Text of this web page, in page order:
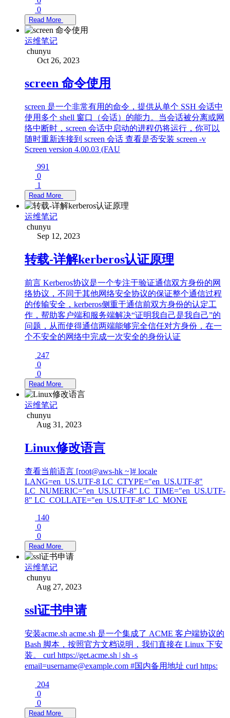
0
Read More
运维笔记
chunyu
Oct 26, 2023
screen 命令使用
screen 是一个非常有用的命令，提供从单个 SSH 会话中
使用多个 shell 窗口（会话）的能力。当会话被分离或网
络中断时，screen 会话中启动的进程仍将运行，你可以
随时重新连接到 screen 会话 查看是否安装 screen -v
Screen version 4.00.03 (FAU
991
0
1
Read More
运维笔记
chunyu
Sep 12, 2023
转载-详解kerberos认证原理
前言 Kerberos协议是一个专注于验证通信双方身份的网
络协议，不同于其他网络安全协议的保证整个通信过程
的传输安全，kerberos侧重于通信前双方身份的认定工
作，帮助客户端和服务端解决“证明我自己是我自己”的
问题，从而使得通信两端能够完全信任对方身份，在一
个不安全的网络中完成一次安全的身份认证
247
0
0
Read More
运维笔记
chunyu
Aug 31, 2023
Linux修改语言
查看当前语言 [root@aws-hk ~]# locale
LANG=en_US.UTF-8 LC_CTYPE="en_US.UTF-8"
LC_NUMERIC="en_US.UTF-8" LC_TIME="en_US.UTF-
8" LC_COLLATE="en_US.UTF-8" LC_MONE
140
0
0
Read More
运维笔记
chunyu
Aug 27, 2023
ssl证书申请
安装acme.sh acme.sh 是一个集成了 ACME 客户端协议的
Bash 脚本，按照官方文档说明，我们直接在 Linux 下安
装。 curl https://get.acme.sh | sh -s
email=username@example.com #国内备用地址 curl https:
204
0
0
Read More